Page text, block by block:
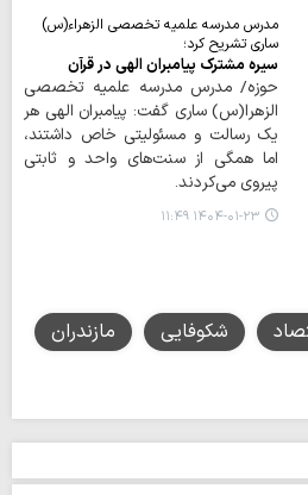
مدرس مدرسه علمیه تخصصی الزهراء(س)
ساری تشریح کرد؛
سیره مشترک پیامبران الهی در قرآن
حوزه/ مدرس مدرسه علمیه تخصصی
الزهرا(س) ساری گفت: پیامبران الهی هر
یک رسالت و مسئولیتی خاص داشتند،
اما همگی از سنت‌های واحد و ثابتی
پیروی می‌کردند.
۱۴۰۴-۰۱-۲۳ ۱۱:۴۹
شکوفایی
مازندران